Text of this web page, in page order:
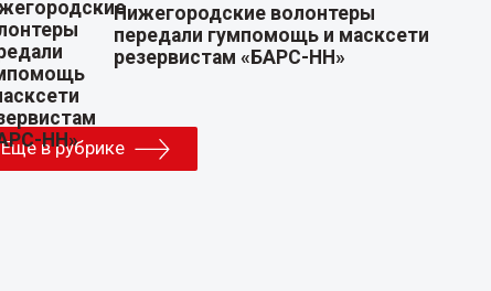
Нижегородские волонтеры
передали гумпомощь и масксети
резервистам «БАРС-НН»
Еще в рубрике